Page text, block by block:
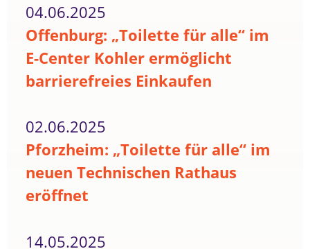
04.06.2025
Offenburg: „Toilette für alle“ im
E-Center Kohler ermöglicht
barrierefreies Einkaufen
02.06.2025
Pforzheim: „Toilette für alle“ im
neuen Technischen Rathaus
eröffnet
14.05.2025